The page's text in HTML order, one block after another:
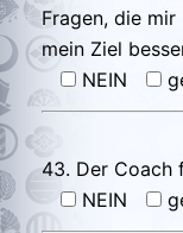
Fragen, die
mein Ziel
NEIN
43. Der Coach
NEIN